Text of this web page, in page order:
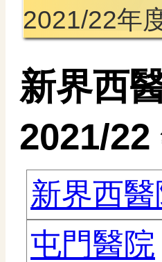
2021/22年
新界西
2021/
新界西
屯門醫院